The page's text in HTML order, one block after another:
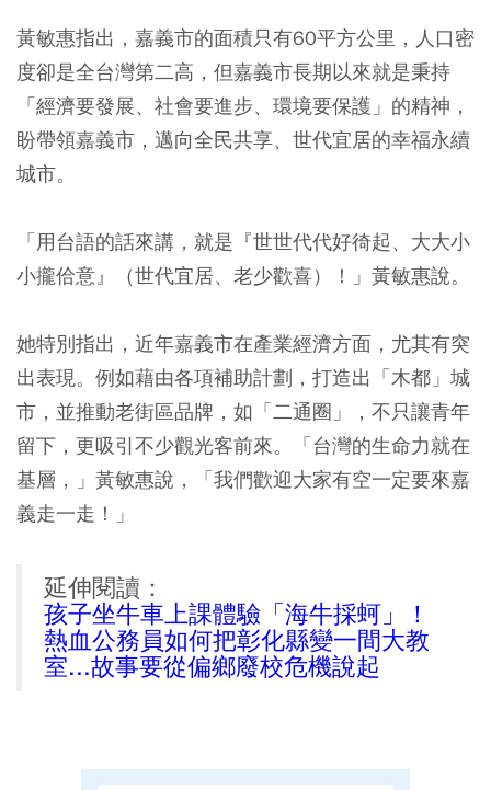
黃敏惠指出，嘉義市的面積只有60平方公里，人口密
度卻是全台灣第二高，但嘉義市長期以來就是秉持
「經濟要發展、社會要進步、環境要保護」的精神，
盼帶領嘉義市，邁向全民共享、世代宜居的幸福永續
城市。
「用台語的話來講，就是『世世代代好徛起、大大小
小攏佮意』（世代宜居、老少歡喜）！」黃敏惠說。
她特別指出，近年嘉義市在產業經濟方面，尤其有突
出表現。例如藉由各項補助計劃，打造出「木都」城
市，並推動老街區品牌，如「二通圈」，不只讓青年
留下，更吸引不少觀光客前來。「台灣的生命力就在
基層，」黃敏惠說，「我們歡迎大家有空一定要來嘉
義走一走！」
延伸閱讀：
孩子坐牛車上課體驗「海牛採蚵」！
熱血公務員如何把彰化縣變一間大教
室...故事要從偏鄉廢校危機說起